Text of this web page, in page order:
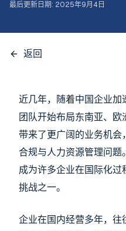
最后更新日期: 2025年9月4日
返回
近几年，随着中国企业加
团队开始布局东南亚、
带来了更广阔的业务机会
合规与人力资源管理问题
成为许多企业在国际化
挑战之一。
企业在国内经营多年，